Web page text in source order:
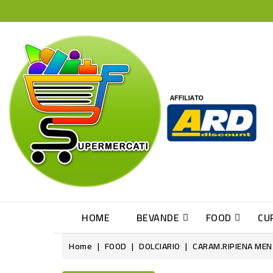
HOME BEVANDE FOOD
Home FOOD DOLCIARIO CARAM.RIPIENA